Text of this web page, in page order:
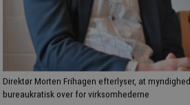
Direktør Morten Frihagen efterlyser, at
bureaukratisk over for virksomhederne